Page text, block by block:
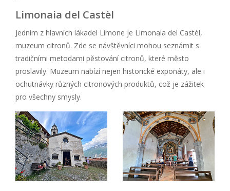
Limonaia del Castèl
Jedním z hlavních lákadel Limone je Limonaia del Castèl,
muzeum citronů. Zde se návštěvníci mohou seznámit s
tradičními metodami pěstování citronů, které město
proslavily. Muzeum nabízí nejen historické exponáty, ale i
ochutnávky různých citronových produktů, což je zážitek
pro všechny smysly.